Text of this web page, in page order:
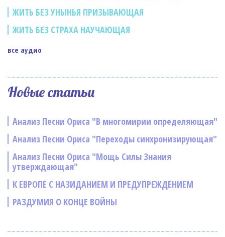
ЖИТЬ БЕЗ УНЫНЬЯ ПРИЗЫВАЮЩАЯ
ЖИТЬ БЕЗ СТРАХА НАУЧАЮЩАЯ
все аудио
Новые статьи
Анализ Песни Ориса "В многомирии определяющая"
Анализ Песни Ориса "Переходы синхронизирующая"
Анализ Песни Ориса "Мощь Силы Знания
утверждающая"
К ЕВРОПЕ С НАЗИДАНИЕМ И ПРЕДУПРЕЖДЕНИЕМ
РАЗДУМИЯ О КОНЦЕ ВОЙНЫ